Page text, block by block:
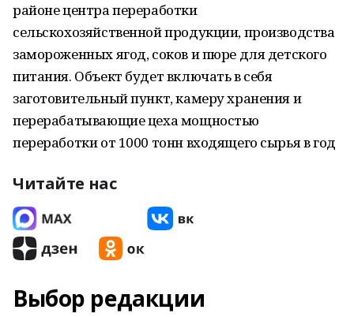
районе центра переработки
сельскохозяйственной продукции, производства
замороженных ягод, соков и пюре для детского
питания. Объект будет включать в себя
заготовительный пункт, камеру хранения и
перерабатывающие цеха мощностью
переработки от 1000 тонн входящего сырья в год
Читайте нас
Выбор редакции